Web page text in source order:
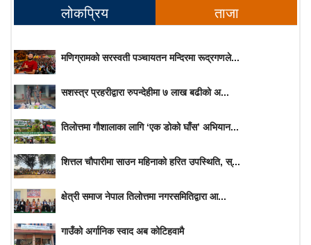
लोकप्रिय ताजा
मणिग्रामको सरस्वती पञ्चायतन मन्दिरमा रूद्रगणले...
सशस्त्र प्रहरीद्वारा रुपन्देहीमा ७ लाख बढीको अ...
तिलोत्तमा गौशालाका लागि ‘एक डोको घाँस’ अभियान...
शित्तल चौपारीमा साउन महिनाको हरित उपस्थिति, स्...
क्षेत्री समाज नेपाल तिलोत्तमा नगरसमितिद्वारा आ...
गाउँको अर्गानिक स्वाद अब कोटिहवामै